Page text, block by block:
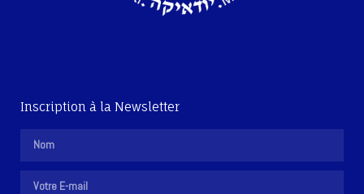
Inscription à la Newsletter